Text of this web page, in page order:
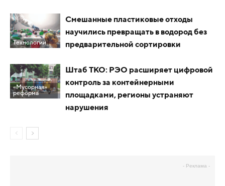
Технологии
Смешанные пластиковые отходы
научились превращать в водород без
предварительной сортировки
«Мусорная»
реформа
Штаб ТКО: РЭО расширяет цифровой
контроль за контейнерными
площадками, регионы устраняют
нарушения
- Реклама -